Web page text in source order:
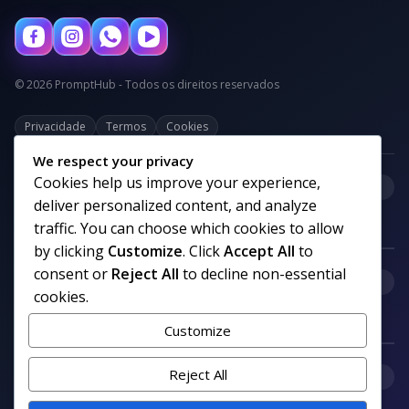
© 2026 PromptHub - Todos os direitos reservados
Privacidade Termos Cookies
Categorias
Links uteis
We respect your privacy
Cookies help us improve your experience,
deliver personalized content, and analyze
traffic. You can choose which cookies to allow
by clicking Customize. ClickAccept All to
consent or Reject All to decline non-essential
cookies.
Customize
Reject All